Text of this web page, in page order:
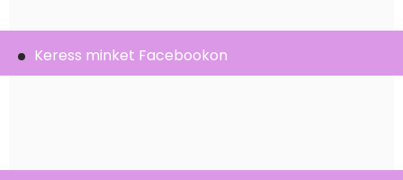
Keress minket Facebookon